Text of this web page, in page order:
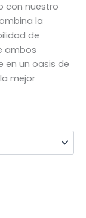
con nuestro
la
de
ambos
en un oasis de
mejor